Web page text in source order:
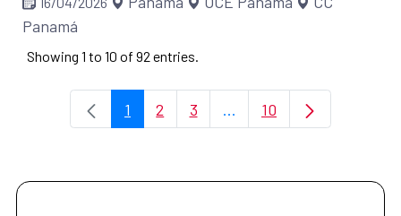
Panamá
Showing 1 to 10 of 92 entries.
Page
1 Page
2 Page
3 ...Intermediate Pages Use
Page
10